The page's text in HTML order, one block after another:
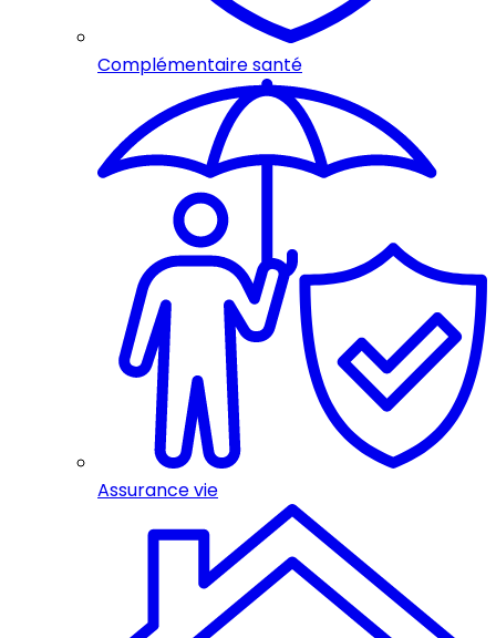
Complémentaire santé
Assurance vie